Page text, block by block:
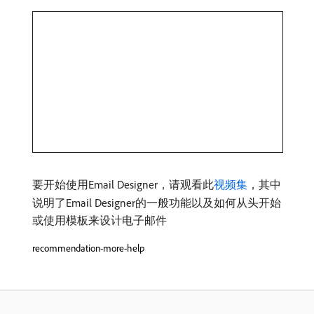
要开始使用Email Designer，请观看此视频集 ，其中
说明了Email Designer的一般功能以及如何从头开始
或使用模板来设计电子邮件
recommendation-more-help